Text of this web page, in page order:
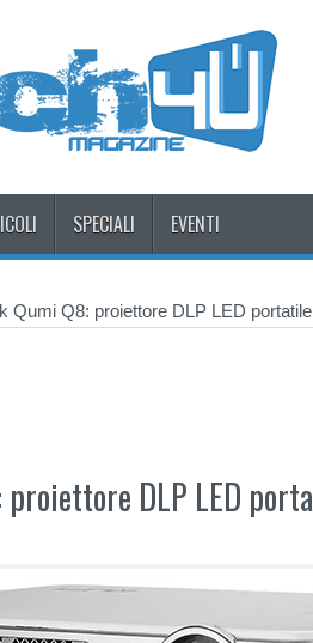
SPECIALI EVENTI
Qumi Q8: proiettore DLP LED
DLP LED